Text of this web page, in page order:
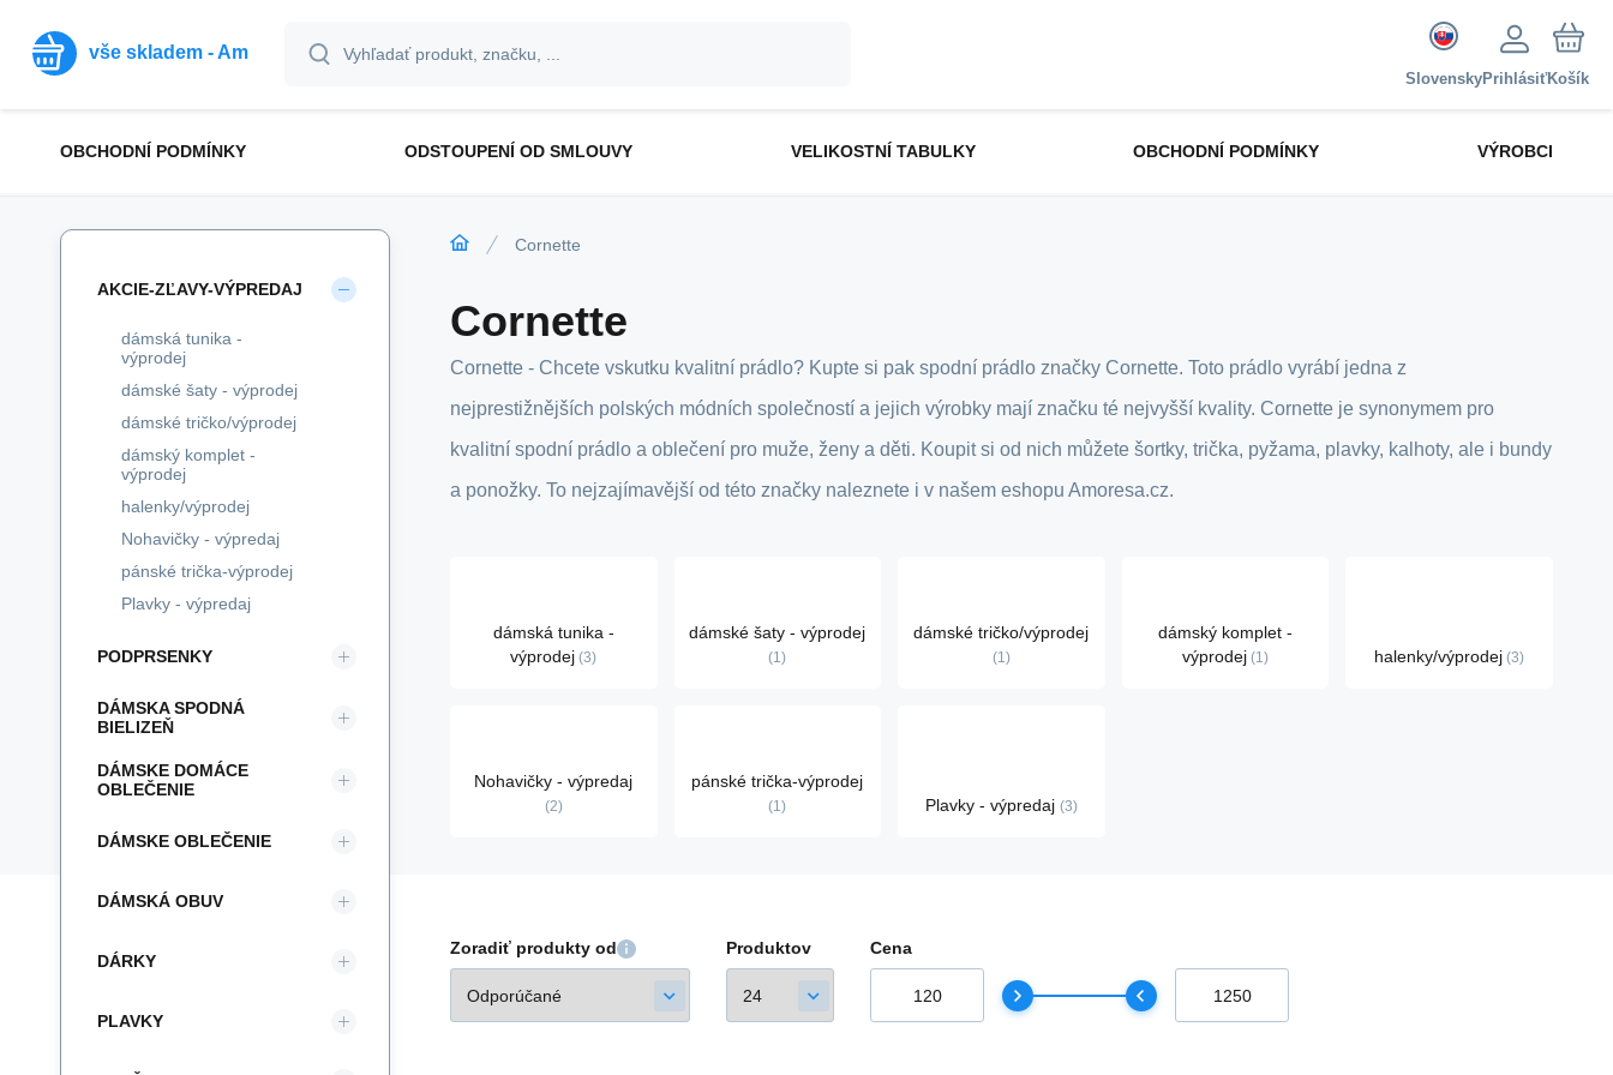
vše skladem - Am
SlovenskyPrihlásiťKošík
OBCHODNÍ PODMÍNKY ODSTOUPENÍ OD SMLOUVY VELIKOSTNÍ TABULKY OBCHODNÍ PODMÍNKY VÝROBCI
Cornette
Cornette
Cornette - Chcete vskutku kvalitní prádlo? Kupte si pak spodní prádlo značky Cornette. Toto prádlo vyrábí jedna z
nejprestižnějších polských módních společností a jejich výrobky mají značku té nejvyšší kvality. Cornette je synonymem pro
kvalitní spodní prádlo a oblečení pro muže, ženy a děti. Koupit si od nich můžete šortky, trička, pyžama, plavky, kalhoty, ale i bundy
a ponožky. To nejzajímavější od této značky naleznete i v našem eshopu Amoresa.cz.
dámská tunika -
výprodej 3
dámské šaty - výprodej
1
dámské tričko/výprodej
1
dámský komplet -
výprodej 1 halenky/výprodej 3
Nohavičky - výpredaj
2
pánské trička-výprodej
1 Plavky - výpredaj 3
Zoradiť produkty od Produktov Cena
AKCIE-ZĽAVY-VÝPREDAJ
dámská tunika -
výprodej
dámské šaty - výprodej
dámské tričko/výprodej
dámský komplet -
výprodej
halenky/výprodej
Nohavičky - výpredaj
pánské trička-výprodej
Plavky - výpredaj
PODPRSENKY
DÁMSKA SPODNÁ
BIELIZEŇ
DÁMSKE DOMÁCE
OBLEČENIE
DÁMSKE OBLEČENIE
DÁMSKÁ OBUV
DÁRKY
PLAVKY